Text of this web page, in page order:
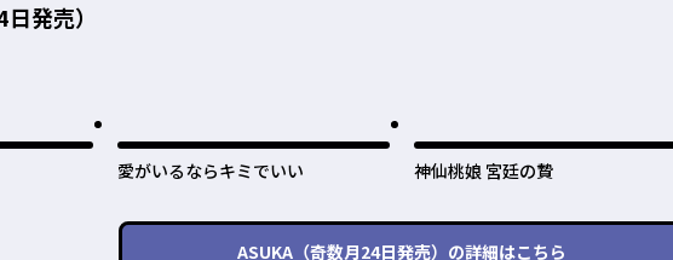
発売）
愛がいるならキミでいい 神仙桃娘 宮廷の贄
ASUKA（奇数月24日発売） の詳細はこちら